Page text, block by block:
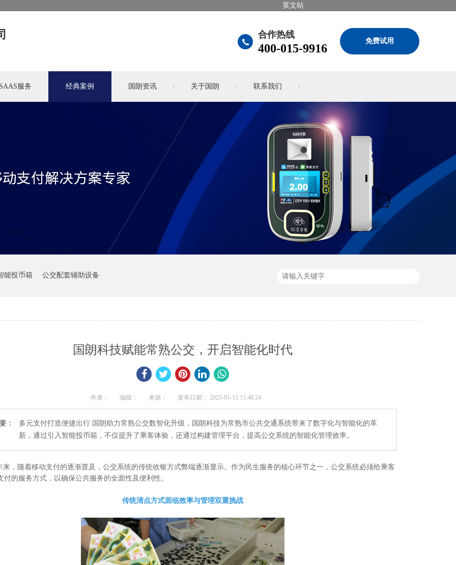
英文站
免费试用
合作热线
400-015-9916
SAAS服务 经典案例 国朗资讯 关于国朗 联系我们
能投币箱 公交配套辅助设备
国朗科技赋能常熟公交，开启智能化时代
作者： 编辑： 来源： 发布日期： 2025-01-15 15:48:24
：
多元支付打造便捷出行 国朗助力常熟公交数智化升级，国朗科技为常熟市公共交通系统带来了数字化与智能化的革
新，通过引入智能投币箱，不仅提升了乘客体验，还通过构建管理平台，提高公交系统的智能化管理效率。
随着移动支付的逐渐普及，公交系统的传统收银方式弊端逐渐显示。作为民生服务的核心环节之一，公交系统必须给乘客
付的服务方式，以确保公共服务的全面性及便利性。
传统清点方式面临效率与管理双重挑战